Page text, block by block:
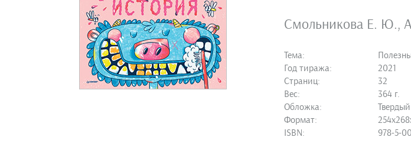
Смольникова Е. Ю.,
Тема:
Год тиража:
2021
Страниц:
32
Вес:
364 г.
Обложка:
Формат:
ISBN:
978-5-